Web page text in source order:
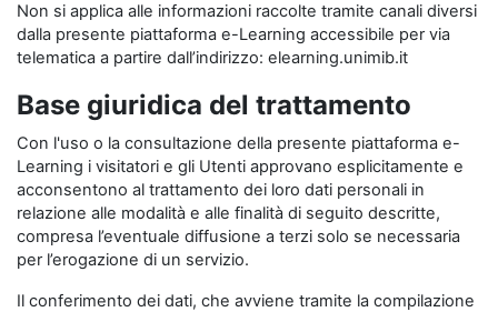
Non si applica alle informazioni raccolte tramite canali diversi
dalla presente piattaforma e-Learning accessibile per via
telematica a partire dall’indirizzo: elearning.unimib.it
Base giuridica del trattamento
Con l'uso o la consultazione della presente piattaforma e-
Learning i visitatori e gli Utenti approvano esplicitamente e
acconsentono al trattamento dei loro dati personali in
relazione alle modalità e alle finalità di seguito descritte,
compresa l’eventuale diffusione a terzi solo se necessaria
per l’erogazione di un servizio.
Il conferimento dei dati, che avviene tramite la compilazione